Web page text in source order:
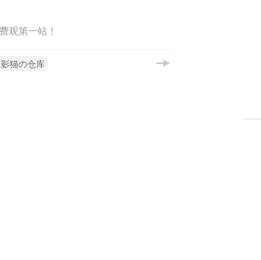
观第一站！
猫の仓库